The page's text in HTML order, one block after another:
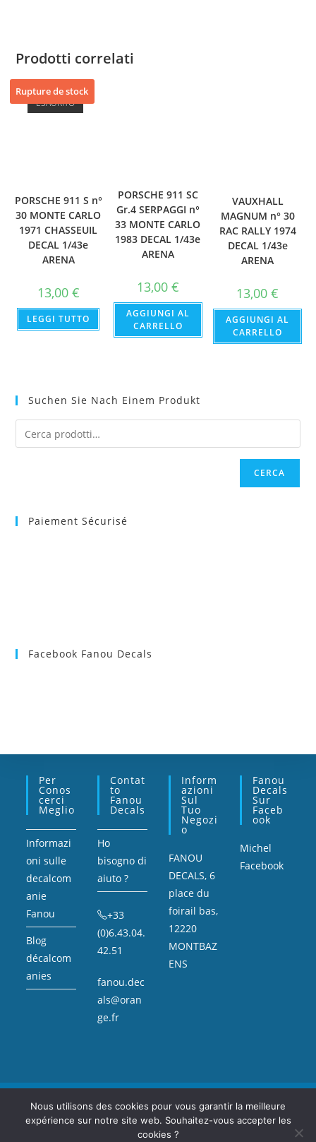
Prodotti correlati
Rupture de stock
ESAURITO
PORSCHE 911 S n°
30 MONTE CARLO
1971 CHASSEUIL
DECAL 1/43e
ARENA
13,00 €
LEGGI TUTTO
PORSCHE 911 SC
Gr.4 SERPAGGI n°
33 MONTE CARLO
1983 DECAL 1/43e
ARENA
13,00 €
AGGIUNGI AL
CARRELLO
VAUXHALL
MAGNUM n° 30
RAC RALLY 1974
DECAL 1/43e
ARENA
13,00€
AGGIUNGI AL
CARRELLO
Suchen Sie Nach Einem Produkt
CERCA
Paiement Sécurisé
Facebook Fanou Decals
Per
Conos
Cerci
Meglio
Informazi
oni sulle
decalcom
anie
Fanou
Blog
décalcom
anies
Contat
To
Fanou
Decals
Ho
bisogno di
aiuto ?
+33
(0)6.43.04.
42.51
fanou.dec
als@oran
ge.fr
Inform
Azioni
Sul
Tuo
Negozi
O
FANOU
DECALS, 6
place du
foirail bas,
12220
MONTBAZ
ENS
Fanou
Decals
Sur
Faceb
Ook
Michel
Facebook
Copyright Fanou Decals : décalcomanie, voitures miniatures, et petite
voiture de collection.
Nous utilisons des cookies pour vous garantir la meilleure
expérience sur notre site web. Souhaitez-vous accepter les
cookies ?